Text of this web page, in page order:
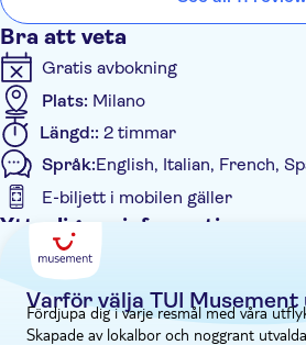
ovanpå dess mest symboliska
Bra att veta
Gratis avbokning
Plats: Milano
Längd:: 2 timmar
Språk:English, Italian, French,
E-biljett i mobilen gäller
Ytterligare information
Omedelbar bekräftelse
Skippa kön
Entréavgift ingår
Varför välja TUI Musement
Fördjupa dig i varje resmål med våra
Skapade av lokalbor och noggrant utvalda